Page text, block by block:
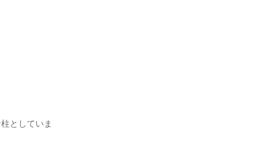
としていま